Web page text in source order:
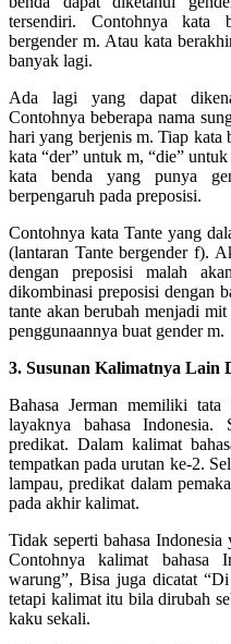
tersendiri. Contohnya kata
bergender m. Atau kata
banyak lagi.
Ada lagi yang dapat
Contohnya beberapa nama
hari yang berjenis m. Tiap kata
kata “der” untuk m, “die”
kata benda yang punya
berpengaruh pada preposisi.
Contohnya kata Tante yang
(lantaran Tante bergender f).
dengan preposisi malah
dikombinasi preposisi dengan
tante akan berubah menjadi
penggunaannya buat gender m.
3. Susunan Kalimatnya Lain
Bahasa Jerman memiliki
layaknya bahasa Indonesia.
predikat. Dalam kalimat
tempatkan pada urutan ke-2.
lampau, predikat dalam
pada akhir kalimat.
Tidak seperti bahasa
Contohnya kalimat bahasa
warung”, Bisa juga dicatat
tetapi kalimat itu bila dirubah
kaku sekali.